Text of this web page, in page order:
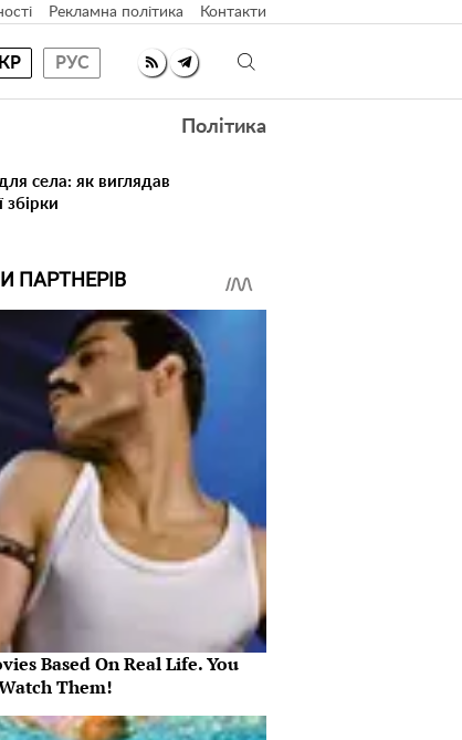
Рекламна політика Контакти
РУС
Політика
села: як виглядав
збірки
ПАРТНЕРІВ
Based On Real Life. You
Them!